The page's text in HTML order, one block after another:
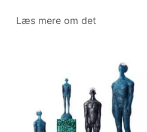
Læs mere om det